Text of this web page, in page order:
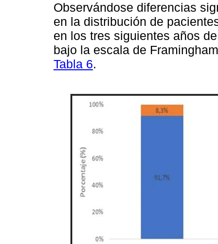
Observándose diferencias
en la distribución de
en los tres siguientes años
bajo la escala de
Tabla 6.